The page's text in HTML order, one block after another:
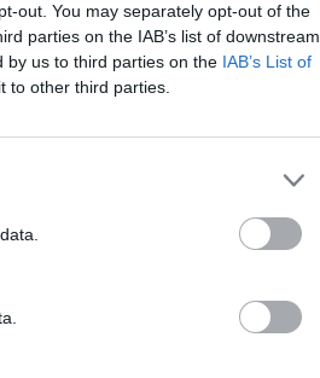
out. You may separately opt-out of the
parties on the IAB’s list of downstream
by us to third parties on the IAB’s List of
to other third parties.
40 gradi:
rosso